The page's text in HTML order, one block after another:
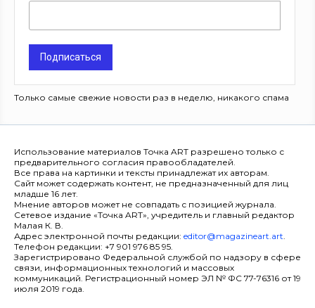
Подписаться
Только самые свежие новости раз в неделю, никакого спама
Использование материалов Точка ART разрешено только с
предварительного согласия правообладателей.
Все права на картинки и тексты принадлежат их авторам.
Сайт может содержать контент, не предназначенный для лиц
младше 16 лет.
Мнение авторов может не совпадать с позицией журнала.
Сетевое издание «Точка ART», учредитель и главный редактор
Малая К. В.
Адрес электронной почты редакции: editor@magazineart.art.
Телефон редакции: +7 901 976 85 95.
Зарегистрировано Федеральной службой по надзору в сфере
связи, информационных технологий и массовых
коммуникаций. Регистрационный номер ЭЛ № ФС 77-76316 от 19
июля 2019 года.